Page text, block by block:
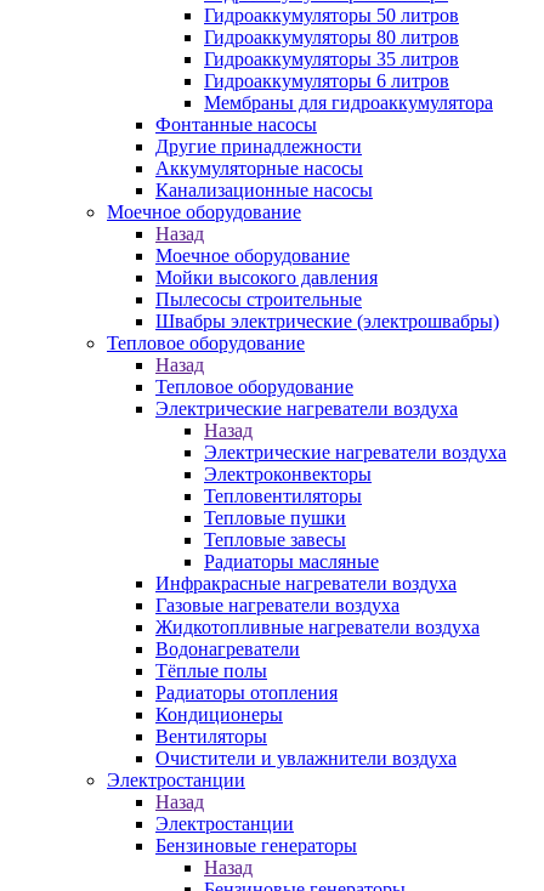
Гидроаккумуляторы 50 литров
Гидроаккумуляторы 80 литров
Гидроаккумуляторы 35 литров
Гидроаккумуляторы 6 литров
Мембраны для гидроаккумулятора
Фонтанные насосы
Другие принадлежности
Аккумуляторные насосы
Канализационные насосы
Моечное оборудование
Назад
Моечное оборудование
Мойки высокого давления
Пылесосы строительные
Швабры электрические (электрошвабры)
Тепловое оборудование
Назад
Тепловое оборудование
Электрические нагреватели воздуха
Назад
Электрические нагреватели воздуха
Электроконвекторы
Тепловентиляторы
Тепловые пушки
Тепловые завесы
Радиаторы масляные
Инфракрасные нагреватели воздуха
Газовые нагреватели воздуха
Жидкотопливные нагреватели воздуха
Водонагреватели
Тёплые полы
Радиаторы отопления
Кондиционеры
Вентиляторы
Очистители и увлажнители воздуха
Электростанции
Назад
Электростанции
Бензиновые генераторы
Назад